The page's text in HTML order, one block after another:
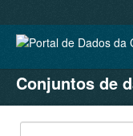
CONJUNTOS DE
ORGANIZAÇÕES
Conjuntos de